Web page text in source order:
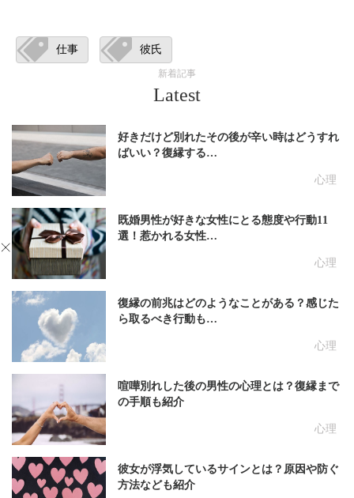
仕事 彼氏
新着記事
Latest
心理
好きだけど別れたその後が辛い時はどうすれ
ばいい？復縁する…
心理
既婚男性が好きな女性にとる態度や行動11
選！惹かれる女性…
心理
復縁の前兆はどのようなことがある？感じた
ら取るべき行動も…
心理
喧嘩別れした後の男性の心理とは？復縁まで
の手順も紹介
彼女が浮気しているサインとは？原因や防ぐ
方法なども紹介